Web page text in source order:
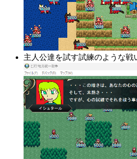
主人公達を試す試練のような戦